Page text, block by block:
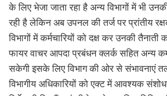
के लिए भेजा जाता रहा है अन्य विभागों में भी
रही है लेकिन अब उपनल की तर्ज पर प्रांतीय
विभागों में कर्मचारियों को दक्ष कर उनकी
फायर वाचर आपदा प्रबंधन क्लर्क सहित अन्य
सकेगी इसके लिए विभाग की ओर से संभावनाएं
विभागीय अधिकारियों को एक्ट में आवश्यक